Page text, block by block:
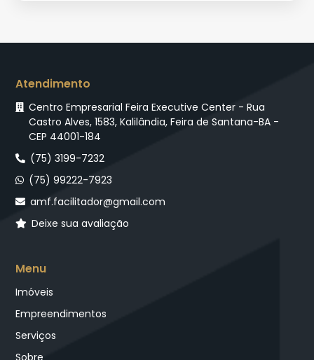
Atendimento
Centro Empresarial Feira Executive Center - Rua
Castro Alves, 1583, Kalilândia, Feira de Santana-BA -
CEP 44001-184
(75) 3199-7232
(75) 99222-7923
amf.facilitador@gmail.com
Deixe sua avaliação
Menu
Imóveis
Empreendimentos
Serviços